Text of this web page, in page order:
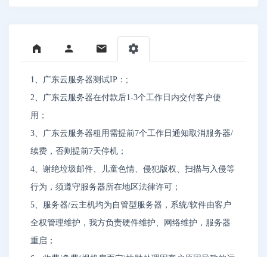
1、广东云服务器测试IP：;
2、广东云服务器在付款后1-3个工作日内交付客户使
用；
3、广东云服务器租用需提前7个工作日通知取消服务器/
续费，否则提前7天停机；
4、谢绝垃圾邮件、儿童色情、侵犯版权、扫描与入侵等
行为，须遵守服务器所在地区法律许可；
5、服务器/云主机均为自管型服务器，系统/软件由客户
全权管理维护，我方负责硬件维护、网络维护，服务器
重启；